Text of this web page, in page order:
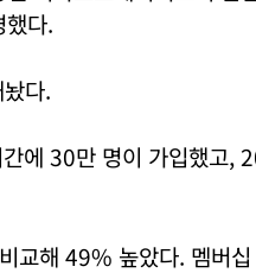
했다.
다.
에 30만 명이 가입했고,
교해 49% 높았다. 멤버십